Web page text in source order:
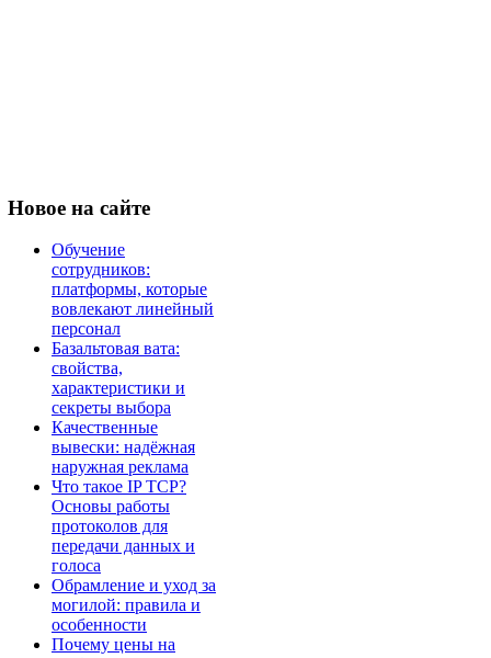
Новое на сайте
Обучение
сотрудников:
платформы, которые
вовлекают линейный
персонал
Базальтовая вата:
свойства,
характеристики и
секреты выбора
Качественные
вывески: надёжная
наружная реклама
Что такое IP TCP?
Основы работы
протоколов для
передачи данных и
голоса
Обрамление и уход за
могилой: правила и
особенности
Почему цены на